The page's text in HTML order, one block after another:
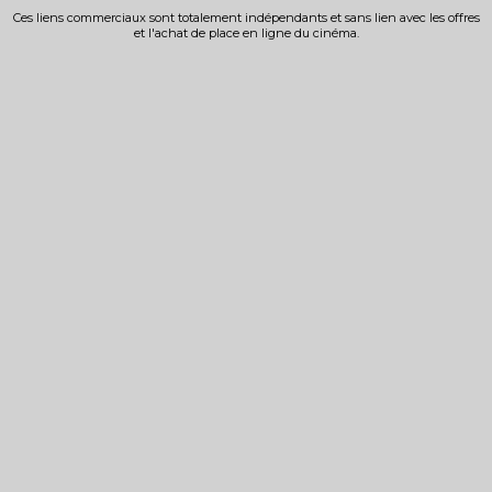
Ces liens commerciaux sont totalement indépendants et sans lien avec les offres
et l'achat de place en ligne du cinéma.